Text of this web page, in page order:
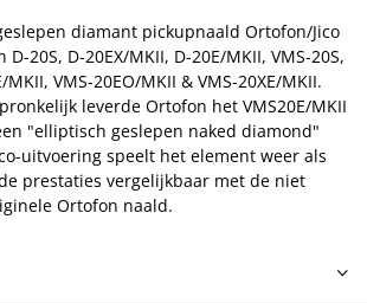
diamant pickupnaald Ortofon/Jico
20S, D-20EX/MKII, D-20E/MKII, VMS-20S,
MKII, VMS-20EO/MKII & VMS-20XE/MKII.
leverde Ortofon het VMS20E/MKII
"elliptisch geslepen naked diamond"
uitvoering speelt het element weer als
prestaties vergelijkbaar met de niet
Ortofon naald.